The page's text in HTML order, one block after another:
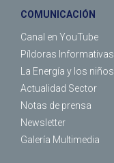
COMUNICACIÓN
Canal en YouTube
Píldoras Informativas
La Energía y los niños
Actualidad Sector
Notas de prensa
Newsletter
Galería Multimedia